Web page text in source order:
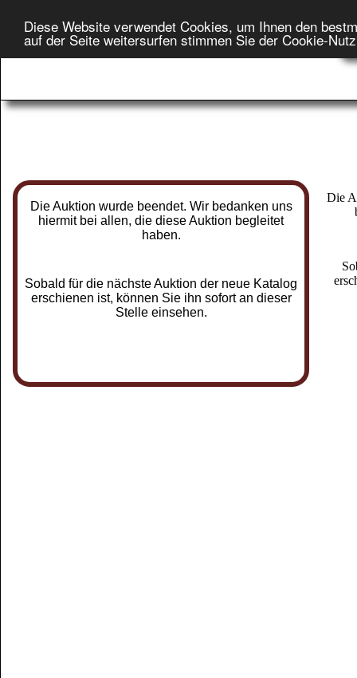
Diese Website verwendet Cookies, um Ihnen den
auf der Seite weitersurfen stimmen Sie der Cookie-
Die Auktion wurde beendet. Wir bedanken uns
hiermit bei allen, die diese Auktion begleitet
haben.
Sobald für die nächste Auktion der neue Katalog
erschienen ist, können Sie ihn sofort an dieser
Stelle einsehen.
Die